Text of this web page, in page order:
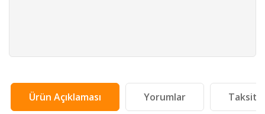
Ürün Açıklaması Yorumlar Taksit